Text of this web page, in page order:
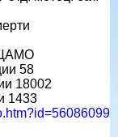
ЦАМО
58
18002
1433